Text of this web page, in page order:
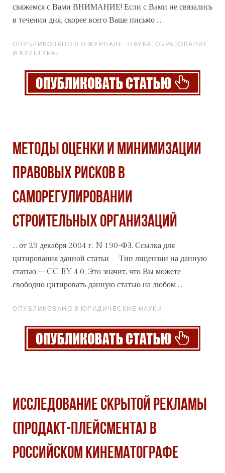
свяжемся с Вами ВНИМАНИЕ! Если с Вами не связались
в течении дня, скорее всего Ваше письмо ...
ОПУБЛИКОВАНО В О ЖУРНАЛЕ «НАУКА, ОБРАЗОВАНИЕ
И КУЛЬТУРА»
МЕТОДЫ ОЦЕНКИ И МИНИМИЗАЦИИ
ПРАВОВЫХ РИСКОВ В
САМОРЕГУЛИРОВАНИИ
СТРОИТЕЛЬНЫХ ОРГАНИЗАЦИЙ
... от 29 декабря 2004 г. N 190-ФЗ. Ссылка для
цитирования данной статьи Тип лицензии на данную
статью – CC BY 4.0. Это значит, что Вы можете
свободно цитировать данную статью на любом ...
ОПУБЛИКОВАНО В ЮРИДИЧЕСКИЕ НАУКИ
ИССЛЕДОВАНИЕ СКРЫТОЙ РЕКЛАМЫ
(ПРОДАКТ-ПЛЕЙСМЕНТА) В
РОССИЙСКОМ КИНЕМАТОГРАФЕ